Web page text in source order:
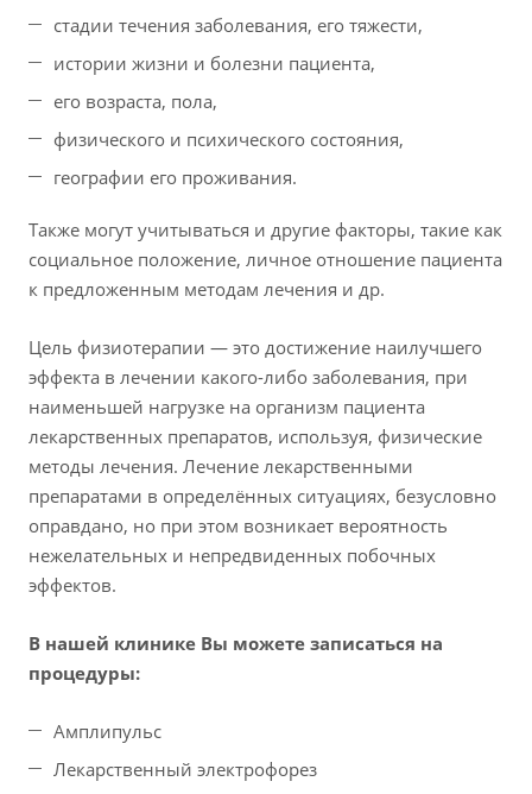
стадии течения заболевания, его тяжести,
истории жизни и болезни пациента,
его возраста, пола,
физического и психического состояния,
географии его проживания.
Также могут учитываться и другие факторы, такие как
социальное положение, личное отношение пациента
к предложенным методам лечения и др.
Цель физиотерапии — это достижение наилучшего
эффекта в лечении какого-либо заболевания, при
наименьшей нагрузке на организм пациента
лекарственных препаратов, используя, физические
методы лечения. Лечение лекарственными
препаратами в определённых ситуациях, безусловно
оправдано, но при этом возникает вероятность
нежелательных и непредвиденных побочных
эффектов.
В нашей клинике Вы можете записаться на
процедуры:
Амплипульс
Лекарственный электрофорез